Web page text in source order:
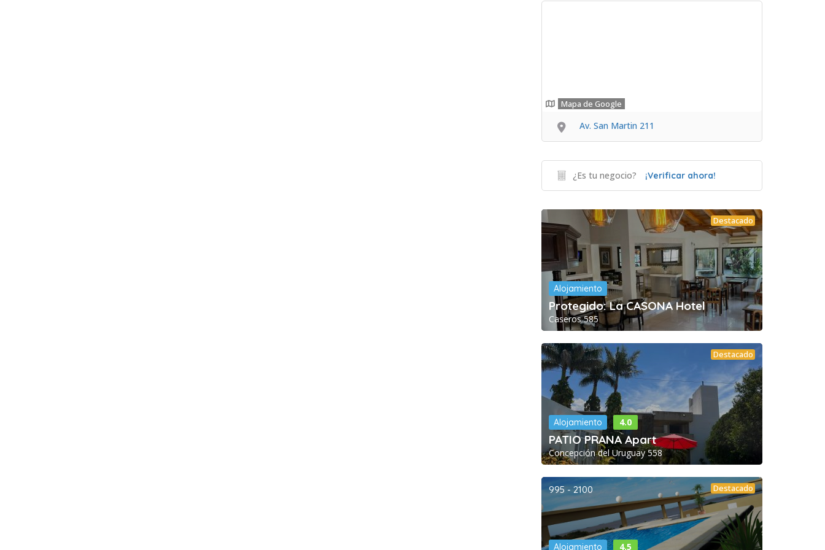
Mapa de Google
Av. San Martin 211
¿Es tu negocio? ¡Verificar ahora!
Destacado
Alojamiento
Protegido: La CASONA Hotel
Caseros 585
Destacado
Alojamiento 4.0
PATIO PRANA Apart
Concepción del Uruguay 558
995 - 2100 Destacado
Alojamiento 4.5